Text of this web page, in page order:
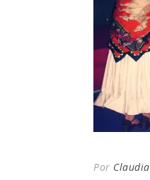
Por Claudia